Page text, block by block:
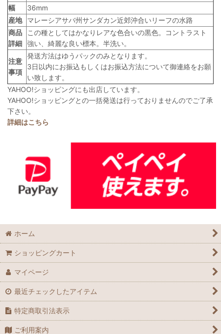
幅
36mm
産地
マレーシアサバ州サンダカン近郊沖合いリーフの水路
商品
詳細
この種としてはかなりレアな色合いの黒色。コントラスト
強い、綺麗な良い標本。半洗い。
注意
事項
発送方法はゆうパックのみとなります。
3日以内にお振込もしくはお振込方法について御連絡をお願
い致します。
YAHOO!ショッピングにも出店しています。
YAHOO!ショッピングとの一括発送は行っておりませんのでご了承
下さい。
詳細はこちら
ホーム
ショッピングカート
マイページ
最近チェックしたアイテム
特定商取引法表示
ご利用案内